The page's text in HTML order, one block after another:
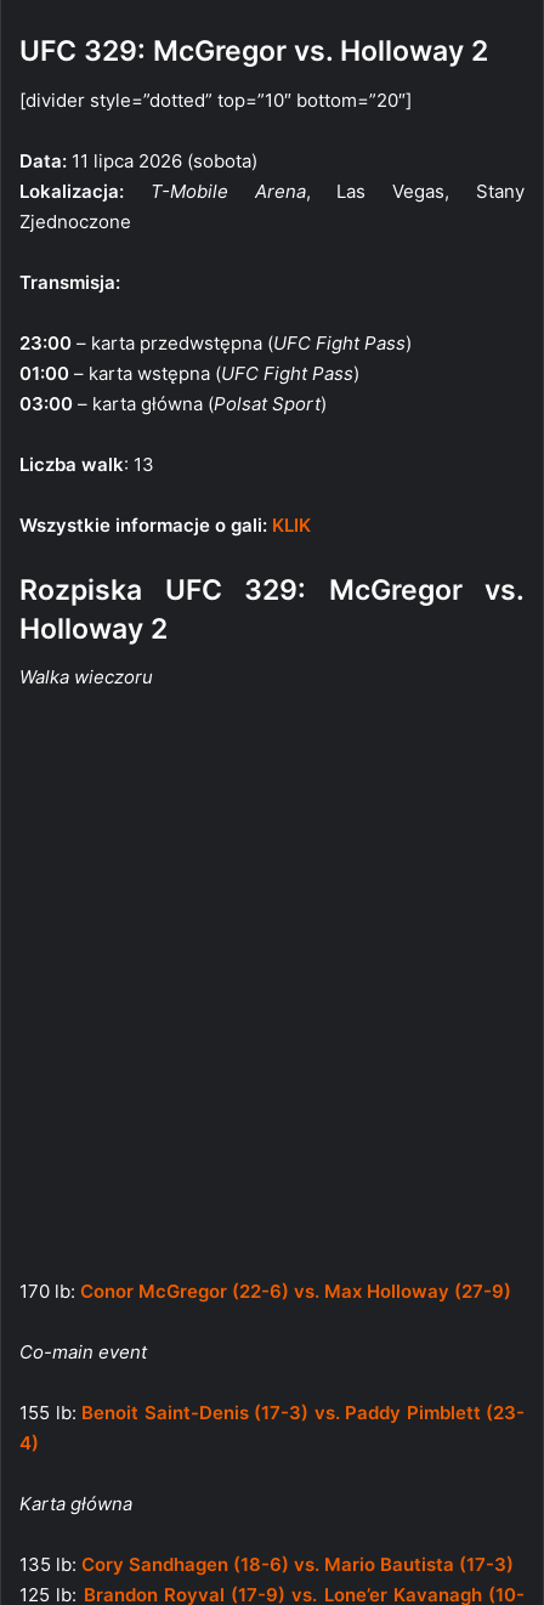
UFC 329: McGregor vs. Holloway 2
[divider style=”dotted” top=”10″ bottom=”20″]
Data: 11 lipca 2026 (sobota)
Lokalizacja:
T-Mobile Arena, Las Vegas, Stany
Zjednoczone
Transmisja:
23:00 – karta przedwstępna (UFC Fight Pass)
01:00 – karta wstępna (UFC Fight Pass)
03:00 – karta główna (Polsat Sport)
Liczba walk: 13
Wszystkie informacje o gali: KLIK
Rozpiska UFC 329: McGregor vs.
Holloway 2
Walka wieczoru
170 lb: Conor McGregor (22-6) vs. Max Holloway (27-9)
Co-main event
155 lb: Benoit Saint-Denis (17-3) vs. Paddy Pimblett (23-
4)
Karta główna
135 lb: Cory Sandhagen (18-6) vs. Mario Bautista (17-3)
125 lb: Brandon Royval (17-9) vs. Lone’er Kavanagh (10-